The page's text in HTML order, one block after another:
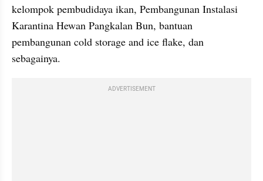
kelompok pembudidaya ikan, Pembangunan Instalasi
Karantina Hewan Pangkalan Bun, bantuan
pembangunan cold storage and ice flake, dan
sebagainya.
ADVERTISEMENT